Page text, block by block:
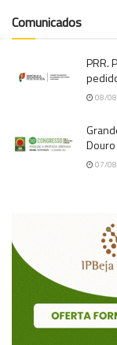
Comunicados
PRR.
08/
Douro
07/